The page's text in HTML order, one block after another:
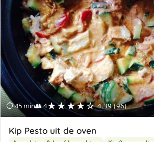
⏱ 45 min👥 4★★★★☆ 4.39 (96)
Kip Pesto uit de oven